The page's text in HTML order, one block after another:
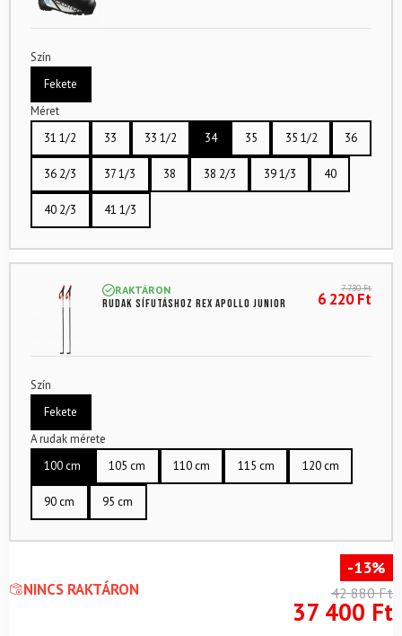
Szín
Fekete
Méret
31 1/2
33 33 1/2 34 35 35 1/2 36
36 2/3 37 1/3 38 38 2/3 39 1/3 40
40 2/3 41 1/3
RAKTÁRON
Rudak sífutáshoz REX Apollo Junior
7 780Ft
6 220Ft
Szín
Fekete
A rudak mérete
100 cm
105 cm 110 cm 115 cm 120 cm
90 cm 95 cm
NINCS RAKTÁRON
-13%
42 880Ft
37 400 Ft